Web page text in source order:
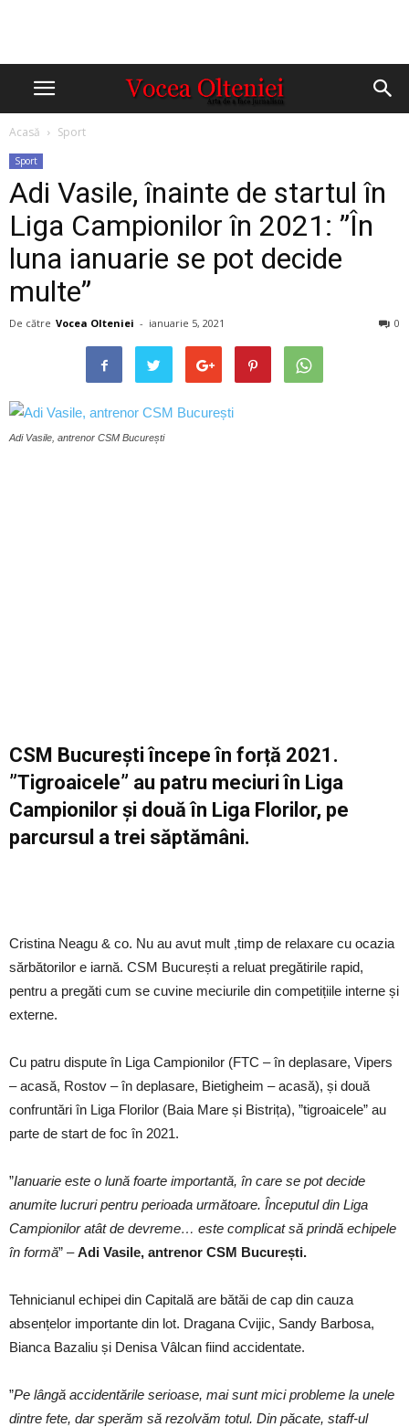
Acasă Sport
Sport
Adi Vasile, înainte de startul în
Liga Campionilor în 2021: ”În
luna ianuarie se pot decide
multe”
De către Vocea Olteniei - ianuarie 5, 2021 0
Adi Vasile, antrenor CSM București
CSM București începe în forță 2021.
”Tigroaicele” au patru meciuri în Liga
Campionilor și două în Liga Florilor, pe
parcursul a trei săptămâni.
Cristina Neagu & co. Nu au avut mult ,timp de relaxare cu ocazia
sărbătorilor e iarnă. CSM București a reluat pregătirile rapid,
pentru a pregăti cum se cuvine meciurile din competițiile interne și
externe.
Cu patru dispute în Liga Campionilor (FTC – în deplasare, Vipers
– acasă, Rostov – în deplasare, Bietigheim – acasă), și două
confruntări în Liga Florilor (Baia Mare și Bistrița), ”tigroaicele” au
parte de start de foc în 2021.
”Ianuarie este o lună foarte importantă, în care se pot decide
anumite lucruri pentru perioada următoare. Începutul din Liga
Campionilor atât de devreme… este complicat să prindă echipele
în formă” –Adi Vasile, antrenor CSM București.
Tehnicianul echipei din Capitală are bătăi de cap din cauza
absențelor importante din lot. Dragana Cvijic, Sandy Barbosa,
Bianca Bazaliu și Denisa Vâlcan fiind accidentate.
”Pe lângă accidentările serioase, mai sunt mici probleme la unele
dintre fete, dar sperăm să rezolvăm totul. Din păcate, staff-ul